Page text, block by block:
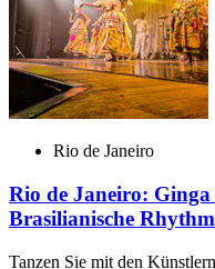
Rio de Janeiro
Rio de Janeiro:
Brasilianische
Tanzen Sie mit den